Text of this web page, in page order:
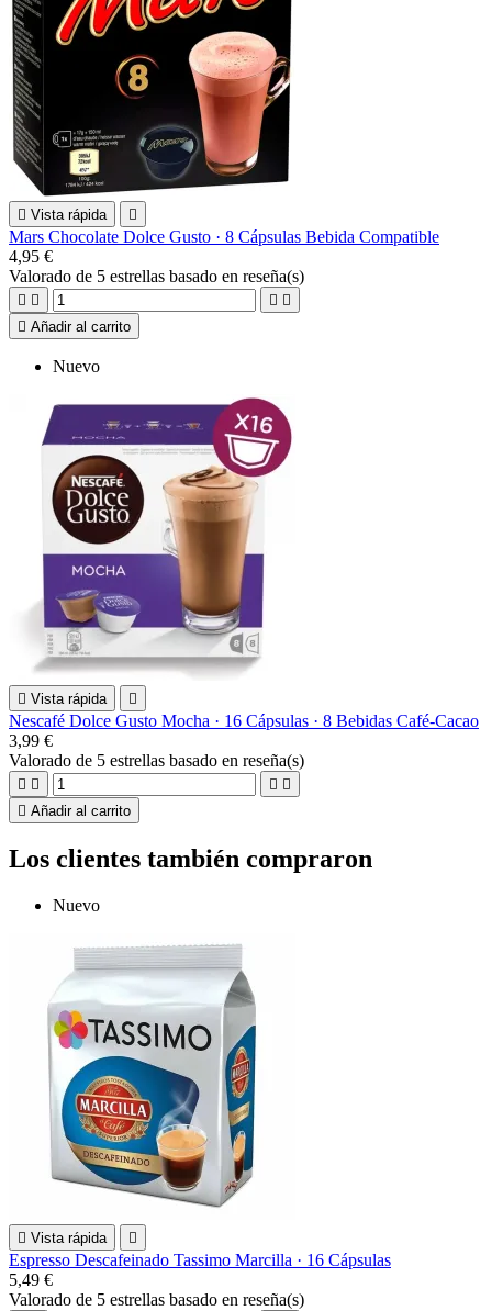
 Vista rápida 
Mars Chocolate Dolce Gusto · 8 Cápsulas Bebida Compatible
4,95 €
Valorado de 5 estrellas basado en reseña(s)
   
 Añadir al carrito
Nuevo
 Vista rápida 
Nescafé Dolce Gusto Mocha · 16 Cápsulas · 8 Bebidas Café-Cacao
3,99 €
Valorado de 5 estrellas basado en reseña(s)
   
 Añadir al carrito
Los clientes también compraron
Nuevo
 Vista rápida 
Espresso Descafeinado Tassimo Marcilla · 16 Cápsulas
5,49 €
Valorado de 5 estrellas basado en reseña(s)